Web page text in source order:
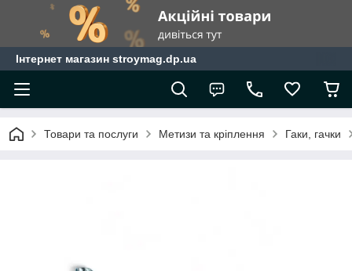
Інтернет магазин stroymag.dp.ua
Товари та послуги Метизи та кріплення Гаки, гачки